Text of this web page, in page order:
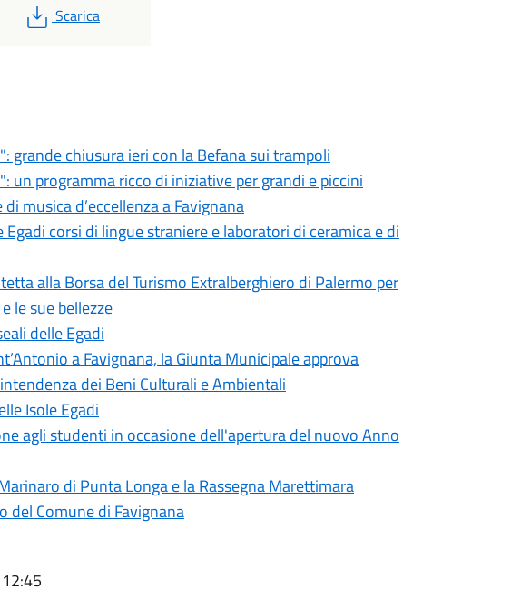
PDF
Scarica
grande chiusura ieri con la Befana sui trampoli
un programma ricco di iniziative per grandi e piccini
musica d’eccellenza a Favignana
corsi di lingue straniere e laboratori di ceramica e di
alla Borsa del Turismo Extralberghiero di Palermo per
le sue bellezze
delle Egadi
a Favignana, la Giunta Municipale approva
dei Beni Culturali e Ambientali
Isole Egadi
agli studenti in occasione dell'apertura del nuovo Anno
di Punta Longa e la Rassegna Marettimara
del Comune di Favignana